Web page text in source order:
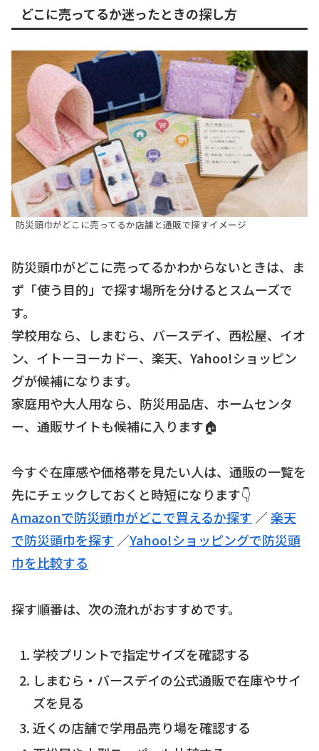
どこに売ってるか迷ったときの探し方
防災頭巾がどこに売ってるか店舗と通販で探すイメージ
防災頭巾がどこに売ってるかわからないときは、ま
ず「使う目的」で探す場所を分けるとスムーズで
す。
学校用なら、しまむら、バースデイ、西松屋、イオ
ン、イトーヨーカドー、楽天、Yahoo!ショッピン
グが候補になります。
家庭用や大人用なら、防災用品店、ホームセンタ
ー、通販サイトも候補に入ります🏠
今すぐ在庫感や価格帯を見たい人は、通販の一覧を
先にチェックしておくと時短になります👇
Amazonで防災頭巾がどこで買えるか探す ／楽天
で防災頭巾を探す ／Yahoo!ショッピングで防災頭
巾を比較する
探す順番は、次の流れがおすすめです。
学校プリントで指定サイズを確認する
しまむら・バースデイの公式通販で在庫やサイ
ズを見る
近くの店舗で学用品売り場を確認する